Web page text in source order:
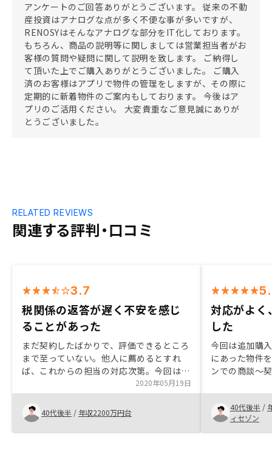
アンケートのご回答ありがとうございます。 従来の不動
産投資はアナログな点が多く不便な事が多いですが、
RENOSYはそんなアナログな部分をIT化しております。
もちろん、商品の説明等に関しましては営業担当者がお
客様の質問や疑問に関して説明を致します。 ご納得し
て頂いた上でご購入ありがとうございました。 ご購入
済のお客様はアプリで物件の管理をしますが、その際に
定期的に新着物件のご案内もしております。 今後はア
プリのご活用ください。 大変貴重なご意見誠にありが
とうございました。
関連する評判・口コミ
RELATED REVIEWS
3.7
税関係の返答が遅く不安を感じ
ることがあった
まだ契約したばかりで、評価できるところ
まで至っていない。他人に薦めるとすれ
ば、これからの担当の対応次第。今回は会
社の設立のサポートなども含めたトータル
サポートを依頼した。 物件のやり取り以
外のサポートについては不慣れな感じはあ
ったが、一生懸命対応はしてくれている。
ただ、税関係の疑問にはレスポンスが遅く
2020年05月19日
40代後半 / 年収2200万円台
対応がよく
した
今回は追加購
にあった物件
ンでの商談～
40代後半 /
ィセゾン